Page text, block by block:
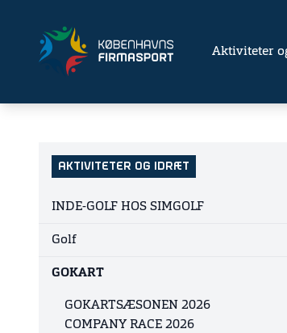
Aktiviteter
AKTIVITETER OG IDRÆT
INDE-GOLF HOS SIMGOLF
Golf
GOKART
GOKARTSÆSONEN 2026
COMPANY RACE 2026